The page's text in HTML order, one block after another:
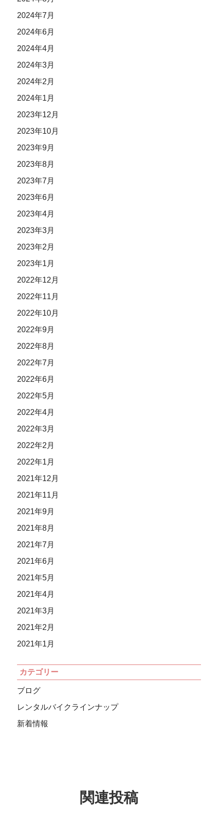
2024年7月
2024年6月
2024年4月
2024年3月
2024年2月
2024年1月
2023年12月
2023年10月
2023年9月
2023年8月
2023年7月
2023年6月
2023年4月
2023年3月
2023年2月
2023年1月
2022年12月
2022年11月
2022年10月
2022年9月
2022年8月
2022年7月
2022年6月
2022年5月
2022年4月
2022年3月
2022年2月
2022年1月
2021年12月
2021年11月
2021年9月
2021年8月
2021年7月
2021年6月
2021年5月
2021年4月
2021年3月
2021年2月
2021年1月
カテゴリー
ブログ
レンタルバイクラインナップ
新着情報
関連投稿